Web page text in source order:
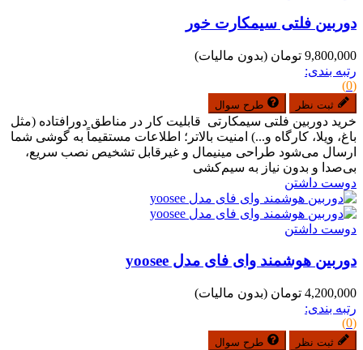
دوربین فلتی سیمکارت خور
9,800,000 تومان
(بدون مالیات)
رتبه بندی:
(0)
ثبت نظر طرح سوال
خرید دوربین فلتی سیمکارتی قابلیت کار در مناطق دورافتاده (مثل
باغ، ویلا، کارگاه و...) امنیت بالاتر؛ اطلاعات مستقیماً به گوشی شما
ارسال می‌شود طراحی مینیمال و غیرقابل تشخیص نصب سریع،
بی‌صدا و بدون نیاز به سیم‌کشی
دوست داشتن
دوست داشتن
دوربین هوشمند وای فای مدل yoosee
4,200,000 تومان
(بدون مالیات)
رتبه بندی:
(0)
ثبت نظر طرح سوال